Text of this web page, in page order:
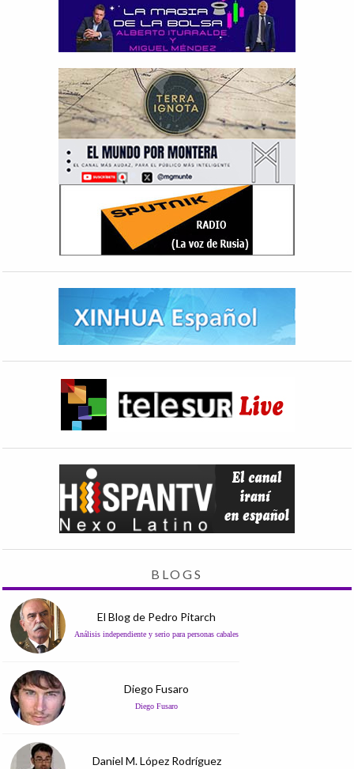
BLOGS
El Blog de Pedro Pitarch
Análisis independiente y serio para personas cabales
Diego Fusaro
Diego Fusaro
Daniel M. López Rodríguez